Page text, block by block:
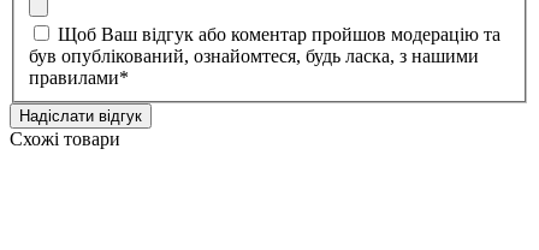
Щоб Ваш відгук або коментар пройшов модерацію та
був опублікований, ознайомтеся, будь ласка, з нашими
правилами*
Надіслати відгук
Схожі товари